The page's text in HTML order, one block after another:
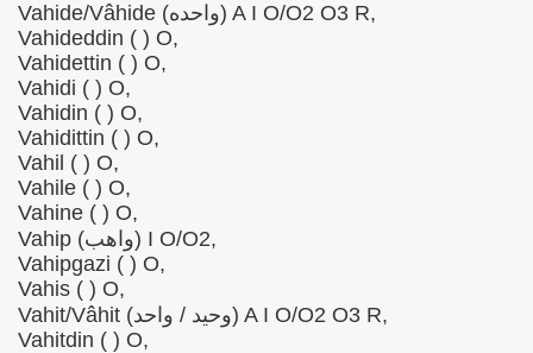
Vahide/Vâhide (واحده) A I O/O2 O3 R,
Vahideddin ( ) O,
Vahidettin ( ) O,
Vahidi ( ) O,
Vahidin ( ) O,
Vahidittin ( ) O,
Vahil ( ) O,
Vahile ( ) O,
Vahine ( ) O,
Vahip (واهب) I O/O2,
Vahipgazi ( ) O,
Vahis ( ) O,
Vahit/Vâhit (وحید / واحد) A I O/O2 O3 R,
Vahitdin ( ) O,
heute